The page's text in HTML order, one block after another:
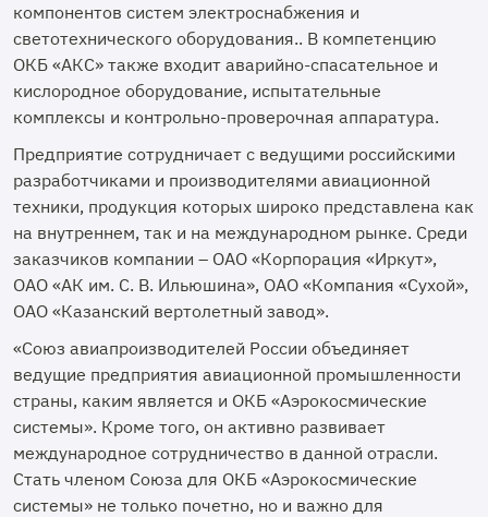
компонентов систем электроснабжения и
светотехнического оборудования.. В компетенцию
ОКБ «АКС» также входит аварийно-спасательное и
кислородное оборудование, испытательные
комплексы и контрольно-проверочная аппаратура.
Предприятие сотрудничает с ведущими российскими
разработчиками и производителями авиационной
техники, продукция которых широко представлена как
на внутреннем, так и на международном рынке. Среди
заказчиков компании – ОАО «Корпорация «Иркут»,
ОАО «АК им. С. В. Ильюшина», ОАО «Компания «Сухой»,
ОАО «Казанский вертолетный завод».
«Союз авиапроизводителей России объединяет
ведущие предприятия авиационной промышленности
страны, каким является и ОКБ «Аэрокосмические
системы». Кроме того, он активно развивает
международное сотрудничество в данной отрасли.
Стать членом Союза для ОКБ «Аэрокосмические
системы» не только почетно, но и важно для